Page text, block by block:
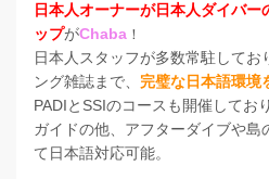
日本人オーナーが日本人ダイバー
ップがChaba ！
日本人スタッフが多数常駐して
ング雑誌まで、 完璧な日本語環境
PADIとSSIのコースも開催してお
ガイドの他、アフターダイブや島
て日本語対応可能。